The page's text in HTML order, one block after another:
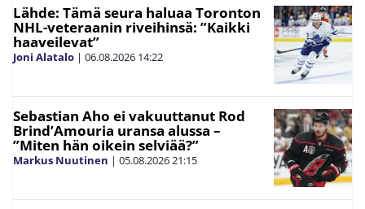
Lähde: Tämä seura haluaa Toronton
NHL-veteraanin riveihinsä: ”Kaikki
haaveilevat”
Joni Alatalo | 06.08.2026 14:22
Sebastian Aho ei vakuuttanut Rod
Brind’Amouria uransa alussa –
”Miten hän oikein selviää?”
Markus Nuutinen | 05.08.202621:15